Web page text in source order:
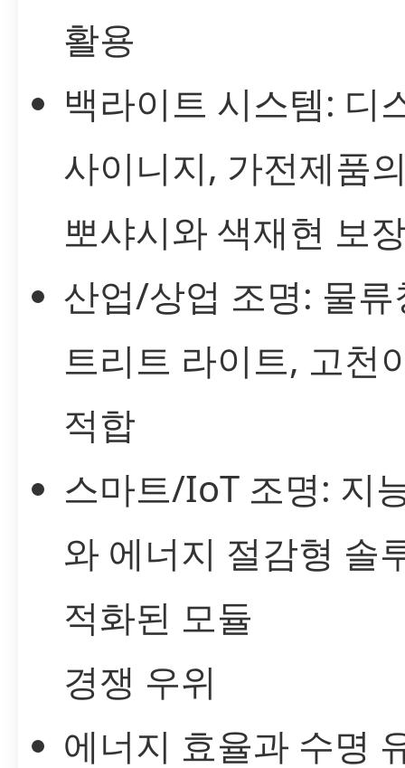
활용
백라이트 시스템: 디
사이니지, 가전제품
뽀샤시와 색재현 보
산업/상업 조명: 물
트리트 라이트, 고천
적합
스마트/IoT 조명: 지
와 에너지 절감형 솔
적화된 모듈
경쟁 우위
에너지 효율과 수명